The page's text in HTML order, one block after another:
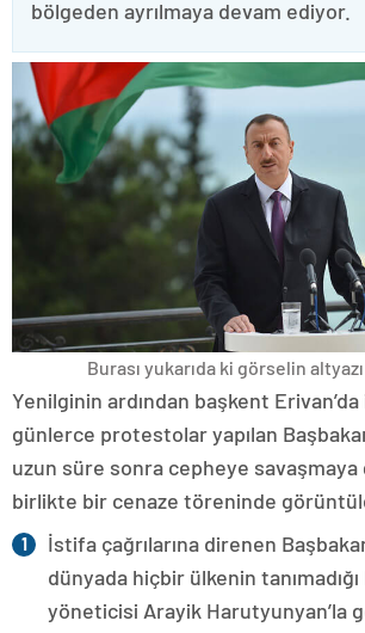
bölgeden ayrılmaya devam ediyor.
Burası yukarıda ki görselin
Yenilginin ardından başkent
günlerce protestolar yapılan
uzun süre sonra cepheye savaşmaya
birlikte bir cenaze töreninde
İstifa çağrılarına direnen
dünyada hiçbir ülkenin tanımadığı
yöneticisi Arayik Harutyunyan’la